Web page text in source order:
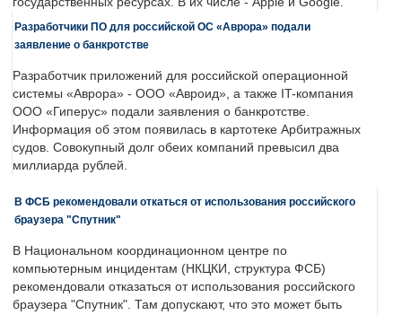
Разработчики ПО для российской ОС «Аврора» подали
заявление о банкротстве
Разработчик приложений для российской операционной
системы «Аврора» - ООО «Авроид», а также IT-компания
ООО «Гиперус» подали заявления о банкротстве.
Информация об этом появилась в картотеке Арбитражных
судов. Совокупный долг обеих компаний превысил два
миллиарда рублей.
В ФСБ рекомендовали откаться от использования российского
браузера "Спутник"
В Национальном координационном центре по
компьютерным инцидентам (НКЦКИ, структура ФСБ)
рекомендовали отказаться от использования российского
браузера "Спутник". Там допускают, что это может быть